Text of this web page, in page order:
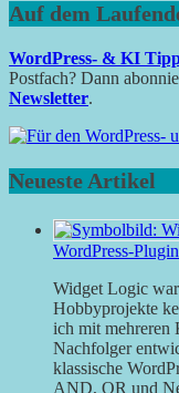
Auf dem
WordPress- & KI
Postfach? Dann
Newsletter.
Neueste Artikel
WordPress-
Widget Logic
Hobbyprojekte
ich mit mehreren
Nachfolger
klassische
AND, OR und